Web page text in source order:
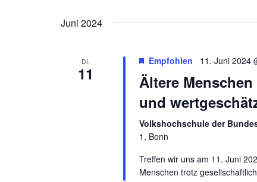
wählen.
Juni 2024
DI.
11
Empfohlen 11. Juni 2024
Ältere
und
Volkshochschule der
1, Bonn
Treffen wir uns am 11. Juni
Menschen trotz